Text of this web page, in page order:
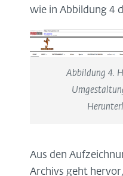
wie in Abbildung 4
Abbildung 4.
Aus den
Archivs geht